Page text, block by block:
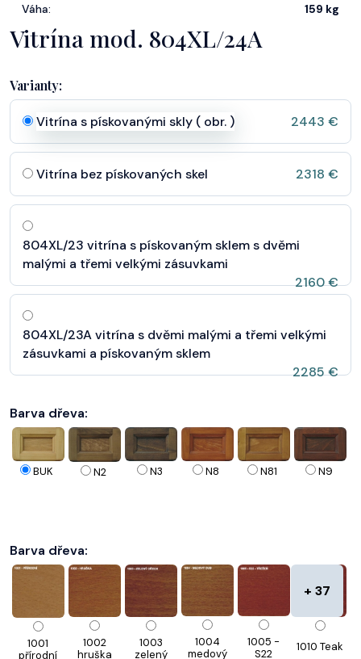
Váha: 159 kg
Vitrína mod. 804XL/24A
Varianty:
Vitrína s pískovanými skly ( obr. ) 2443 €
Vitrína bez pískovaných skel 2318 €
804XL/23 vitrína s pískovaným sklem s dvěmi
malými a třemi velkými zásuvkami
2160 €
804XL/23A vitrína s dvěmi malými a třemi velkými
zásuvkami a pískovaným sklem
2285 €
Barva dřeva:
BUK N2 N3 N8 N81 N9
Barva dřeva:
1001
přírodní
1002
hruška
1003
zelený
1004
medový
1005 -
S22
1010 Teak
+ 37